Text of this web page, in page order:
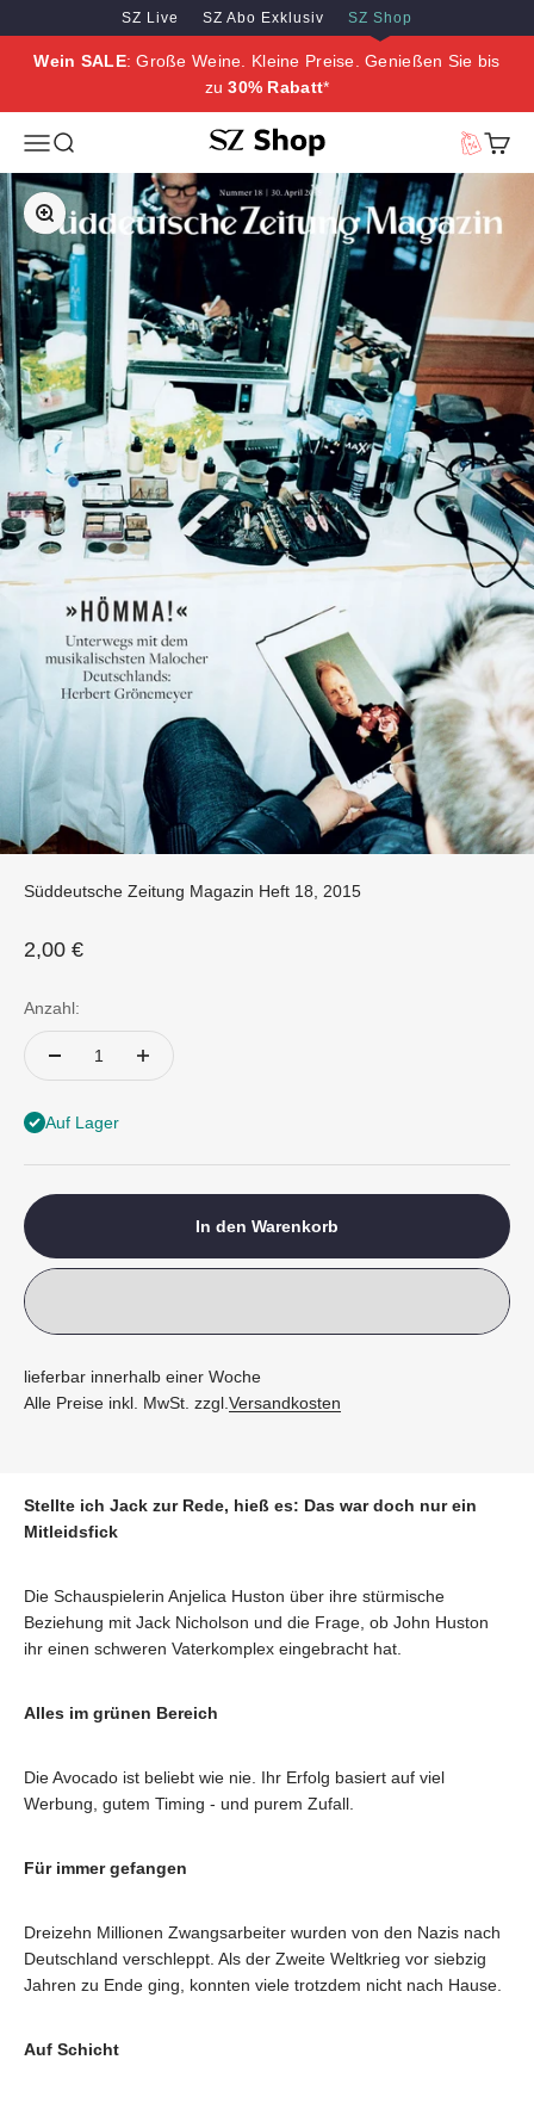
Zum Inhalt springen
Zum Hauptinhalt springen
SZ Live SZ Abo Exklusiv SZ Shop
Wein SALE: Große Weine. Kleine Preise. Genießen Sie bis
zu30% Rabatt*
MenüSuche SZ Erleben
Bild vergrößern
Süddeutsche Zeitung Magazin Heft 18, 2015
Angebot
2,00 €
Anzahl:
Auf Lager
In den Warenkorb
lieferbar innerhalb einer Woche
Alle Preise inkl. MwSt. zzgl. Versandkosten
Stellte ich Jack zur Rede, hieß es: Das war doch nur ein
Mitleidsfick
Die Schauspielerin Anjelica Huston über ihre stürmische
Beziehung mit Jack Nicholson und die Frage, ob John Huston
ihr einen schweren Vaterkomplex eingebracht hat.
Alles im grünen Bereich
Die Avocado ist beliebt wie nie. Ihr Erfolg basiert auf viel
Werbung, gutem Timing - und purem Zufall.
Für immer gefangen
Dreizehn Millionen Zwangsarbeiter wurden von den Nazis nach
Deutschland verschleppt. Als der Zweite Weltkrieg vor siebzig
Jahren zu Ende ging, konnten viele trotzdem nicht nach Hause.
Auf Schicht